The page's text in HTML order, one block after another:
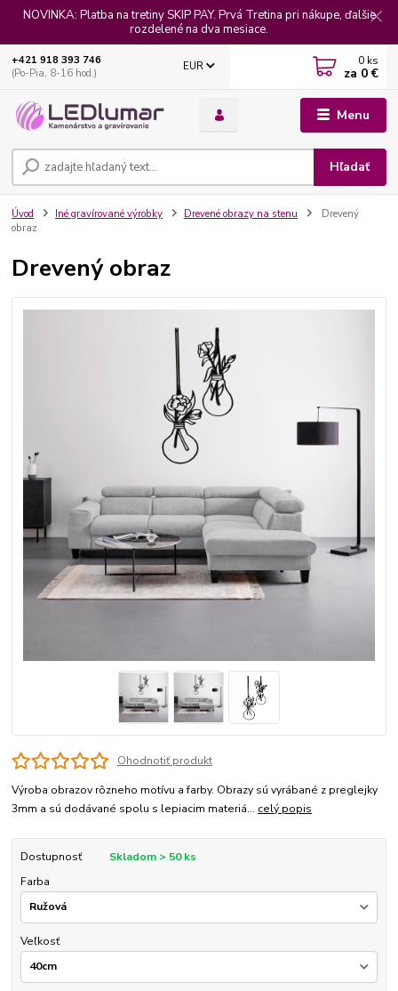
NOVINKA: Platba na tretiny SKIP PAY. Prvá Tretina pri nákupe, ďalšie
rozdelené na dva mesiace.
Menu
EUR
Hľadať
+421 918 393 746
(Po-Pia, 8-16 hod.)
0 ks
za 0 €
Úvod Iné gravírované výrobky Drevené obrazy na stenu
Drevený
obraz
Drevený obraz
Ohodnotiť produkt
Výroba obrazov rôzneho motívu a farby. Obrazy sú vyrábané z preglejky
3mm a sú dodávané spolu s lepiacim materiá... celý popis
Dostupnosť
Skladom > 50 ks
Farba
Veľkosť